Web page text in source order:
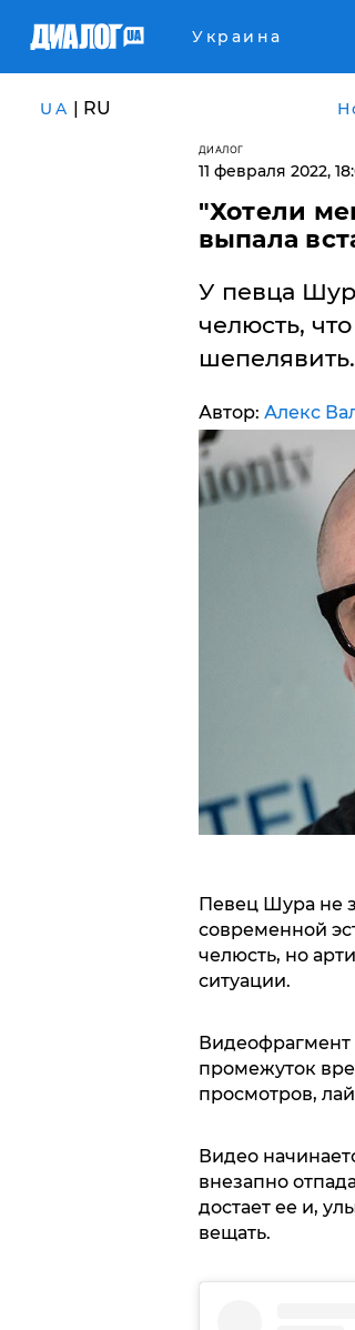
Украина
UA | RU
ДИАЛОГ
11 февраля 2022,
"Хотели
выпала
У певца
челюсть,
шепелявить.
Автор: Алекс
Певец Шура не
современной
челюсть, но
ситуации.
промежуток
просмотров,
Видео
внезапно
достает ее и,
вещать.